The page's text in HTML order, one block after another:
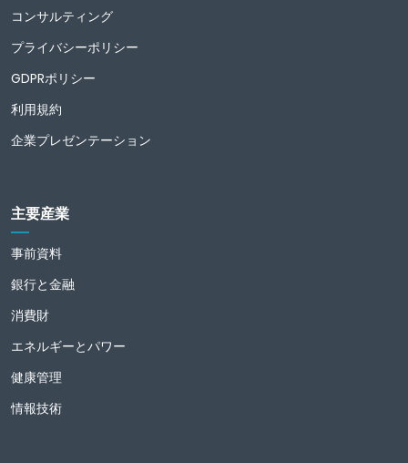
コンサルティング
プライバシーポリシー
GDPRポリシー
利用規約
企業プレゼンテーション
主要産業
事前資料
銀行と金融
消費財
エネルギーとパワー
健康管理
情報技術